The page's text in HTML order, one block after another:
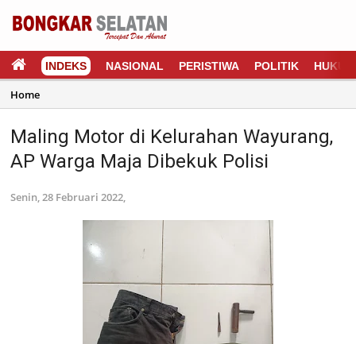
INDEKS NASIONAL PERISTIWA POLITIK HUKUM
Home
Maling Motor di Kelurahan Wayurang,
AP Warga Maja Dibekuk Polisi
Senin, 28 Februari 2022,